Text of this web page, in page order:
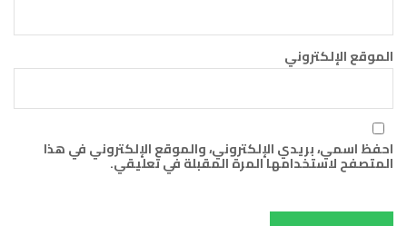
الموقع الإلكتروني
احفظ اسمي، بريدي الإلكتروني، والموقع الإلكتروني في هذا
المتصفح لاستخدامها المرة المقبلة في تعليقي.